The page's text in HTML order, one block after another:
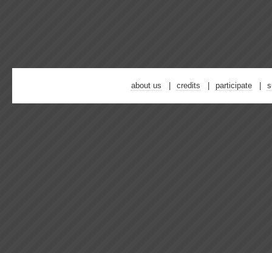
about us credits participate